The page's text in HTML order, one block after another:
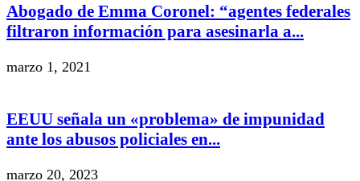
Abogado de Emma Coronel: “agentes federales
filtraron información para asesinarla a...
marzo 1, 2021
EEUU señala un «problema» de impunidad
ante los abusos policiales en...
marzo 20, 2023